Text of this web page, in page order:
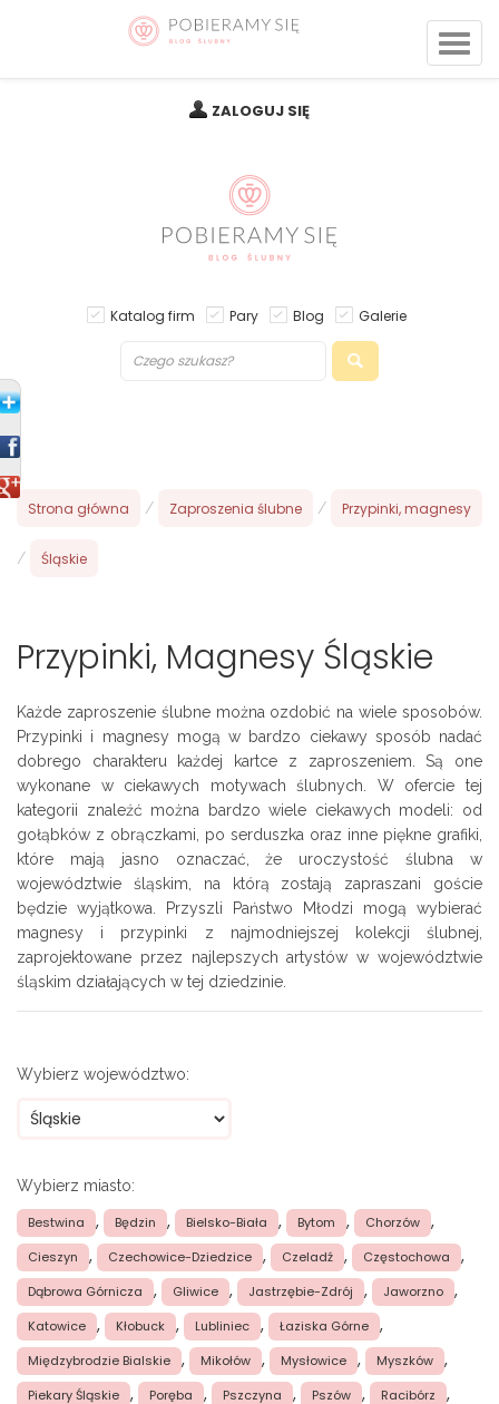
ZALOGUJ SIĘ
Katalog firm Pary Blog Galerie
Strona główna / Zaproszenia ślubne / Przypinki, magnesy
/ Śląskie
Przypinki, Magnesy Śląskie
Każde zaproszenie ślubne można ozdobić na wiele sposobów.
Przypinki i magnesy mogą w bardzo ciekawy sposób nadać
dobrego charakteru każdej kartce z zaproszeniem. Są one
wykonane w ciekawych motywach ślubnych. W ofercie tej
kategorii znaleźć można bardzo wiele ciekawych modeli: od
gołąbków z obrączkami, po serduszka oraz inne piękne grafiki,
które mają jasno oznaczać, że uroczystość ślubna w
województwie śląskim, na którą zostają zapraszani goście
będzie wyjątkowa. Przyszli Państwo Młodzi mogą wybierać
magnesy i przypinki z najmodniejszej kolekcji ślubnej,
zaprojektowane przez najlepszych artystów w województwie
śląskim działających w tej dziedzinie.
Wybierz województwo:
Wybierz miasto:
Bestwina , Będzin , Bielsko-Biała , Bytom , Chorzów ,
Cieszyn , Czechowice-Dziedzice , Czeladź , Częstochowa ,
Dąbrowa Górnicza , Gliwice , Jastrzębie-Zdrój , Jaworzno ,
Katowice , Kłobuck , Lubliniec , Łaziska Górne ,
Międzybrodzie Bialskie , Mikołów , Mysłowice , Myszków ,
Piekary Śląskie , Poręba , Pszczyna , Pszów , Racibórz ,